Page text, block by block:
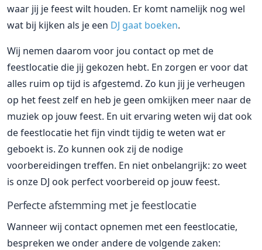
waar jij je feest wilt houden. Er komt namelijk nog wel
wat bij kijken als je een DJ gaat boeken.
Wij nemen daarom voor jou contact op met de
feestlocatie die jij gekozen hebt. En zorgen er voor dat
alles ruim op tijd is afgestemd. Zo kun jij je verheugen
op het feest zelf en heb je geen omkijken meer naar de
muziek op jouw feest. En uit ervaring weten wij dat ook
de feestlocatie het fijn vindt tijdig te weten wat er
geboekt is. Zo kunnen ook zij de nodige
voorbereidingen treffen. En niet onbelangrijk: zo weet
is onze DJ ook perfect voorbereid op jouw feest.
Perfecte afstemming met je feestlocatie
Wanneer wij contact opnemen met een feestlocatie,
bespreken we onder andere de volgende zaken: